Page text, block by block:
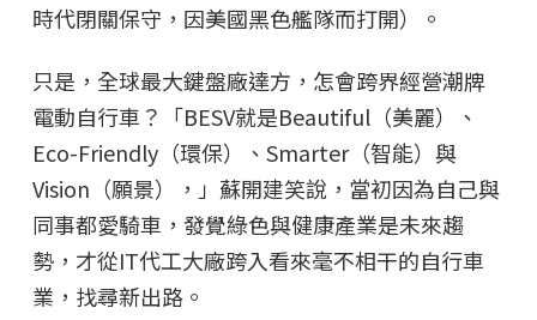
時代閉關保守，因美國黑色艦隊而打開）。
只是，全球最大鍵盤廠達方，怎會跨界經營潮牌
電動自行車？「BESV就是Beautiful（美麗）、
Eco-Friendly（環保）、Smarter（智能）與
Vision（願景），」蘇開建笑說，當初因為自己與
同事都愛騎車，發覺綠色與健康產業是未來趨
勢，才從IT代工大廠跨入看來毫不相干的自行車
業，找尋新出路。